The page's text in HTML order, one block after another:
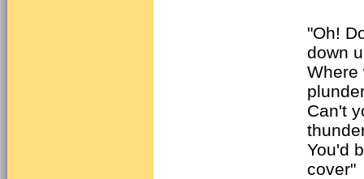
"Oh!
down
Where
Can't
You'd
cover"